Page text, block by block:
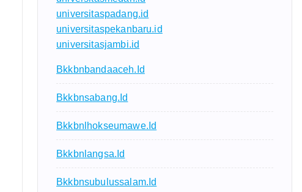
universitaspadang.id
universitaspekanbaru.id
universitasjambi.id
Bkkbnbandaaceh.id
Bkkbnsabang.id
Bkkbnlhokseumawe.id
Bkkbnlangsa.id
Bkkbnsubulussalam.id